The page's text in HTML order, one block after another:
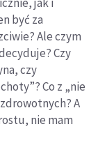
być za
Ale czym
Czy
czy
Co z „nie
A
nie mam